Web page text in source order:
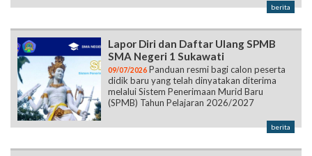
berita
Lapor Diri dan Daftar Ulang SPMB
SMA Negeri 1 Sukawati
09/07/2026 Panduan resmi bagi calon peserta
didik baru yang telah dinyatakan diterima
melalui Sistem Penerimaan Murid Baru
(SPMB) Tahun Pelajaran 2026/2027
berita